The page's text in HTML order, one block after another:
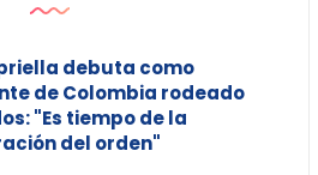
debuta como
de Colombia rodeado
"Es tiempo de la
del orden"